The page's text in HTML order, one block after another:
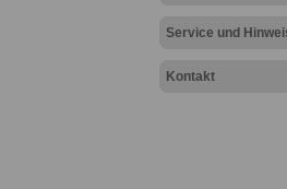
Service und
Kontakt